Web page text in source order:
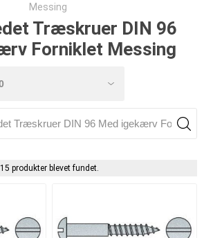
Messing
Træskruer DIN 96
Forniklet Messing
15 produkter blevet fundet.